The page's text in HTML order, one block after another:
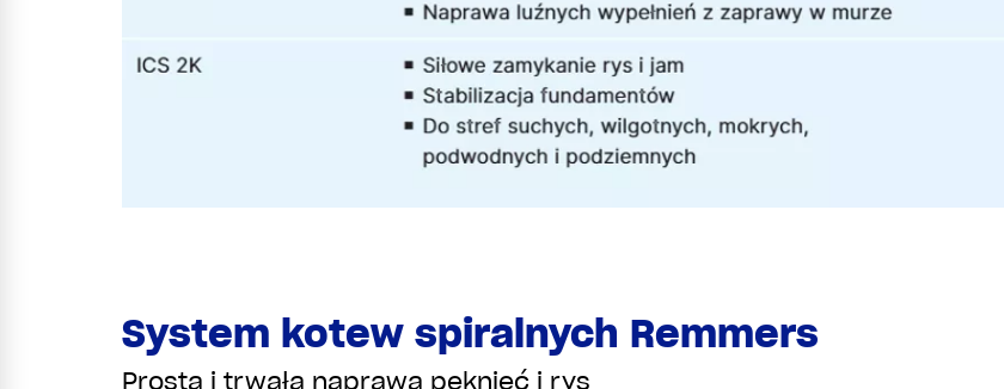
System kotew spiralnych Remmers
Prosta i trwała naprawa pęknięć i rys